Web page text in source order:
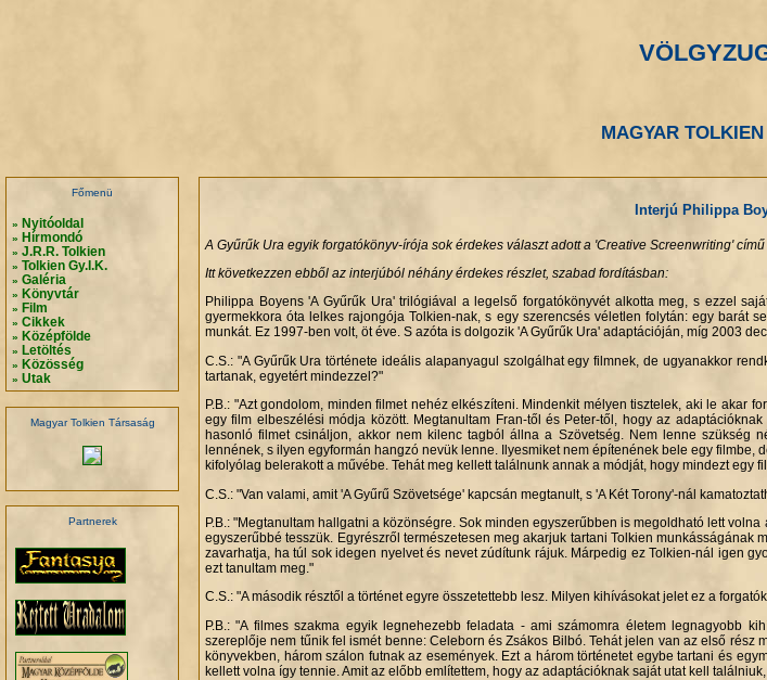
MAGYAR
Főmenü
» Nyitóoldal
» Hírmondó
» J.R.R. Tolkien
» Tolkien Gy.I.K.
» Galéria
» Könyvtár
» Film
» Cikkek
» Középfölde
» Letöltés
» Közösség
» Utak
Magyar Tolkien Társaság
Partnerek
Interjú Philippa
A Gyűrűk Ura egyik forgatókönyv-írója sok érdekes választ adott a 'Creative Screenwriting'
Itt következzen ebből az interjúból néhány érdekes részlet, szabad fordításban:
Philippa Boyens 'A Gyűrűk Ura' trilógiával a legelső forgatókönyvét alkotta meg, s ezzel
gyermekkora óta lelkes rajongója Tolkien-nak, s egy szerencsés véletlen folytán: egy barát
munkát. Ez 1997-ben volt, öt éve. S azóta is dolgozik 'A Gyűrűk Ura' adaptációján, míg 2003
C.S.: "A Gyűrűk Ura története ideális alapanyagul szolgálhat egy filmnek, de ugyanakkor
tartanak, egyetért mindezzel?"
P.B.: "Azt gondolom, minden filmet nehéz elkészíteni. Mindenkit mélyen tisztelek, aki le akar
egy film elbeszélési módja között. Megtanultam Fran-től és Peter-től, hogy az
hasonló filmet csináljon, akkor nem kilenc tagból állna a Szövetség. Nem lenne szükség
lennének, s ilyen egyformán hangzó nevük lenne. Ilyesmiket nem építenének bele egy
kifolyólag belerakott a művébe. Tehát meg kellett találnunk annak a módját, hogy mindezt egy
C.S.: "Van valami, amit 'A Gyűrű Szövetsége' kapcsán megtanult, s 'A Két Torony'-nál
P.B.: "Megtanultam hallgatni a közönségre. Sok minden egyszerűbben is megoldható lett
egyszerűbbé tesszük. Egyrészről természetesen meg akarjuk tartani Tolkien
zavarhatja, ha túl sok idegen nyelvet és nevet zúdítunk rájuk. Márpedig ez Tolkien-nál igen
ezt tanultam meg."
C.S.: "A második résztől a történet egyre összetettebb lesz. Milyen kihívásokat jelet ez a
P.B.: "A filmes szakma egyik legnehezebb feladata - ami számomra életem legnagyobb
szereplője nem tűnik fel ismét benne: Celeborn és Zsákos Bilbó. Tehát jelen van az első
könyvekben, három szálon futnak az események. Ezt a három történetet egybe tartani és
kellett volna így tennie. Amit az előbb említettem, hogy az adaptációknak saját utat kell